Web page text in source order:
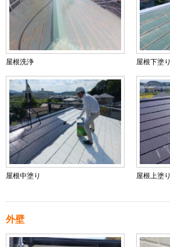
屋根洗浄 屋根下塗り
屋根中塗り 屋根上塗り
外壁